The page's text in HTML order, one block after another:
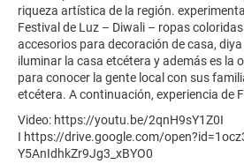
riqueza artística de la región.
Festival de Luz – Diwali – ropas
accesorios para decoración de casa,
iluminar la casa etcétera y además es la
para conocer la gente local con sus
etcétera. A continuación, experiencia de
Video: https://youtu.be/2qnH9sY1Z0I
I https://drive.google.com/
Y5AnIdhkZr9Jg3_xBYO0